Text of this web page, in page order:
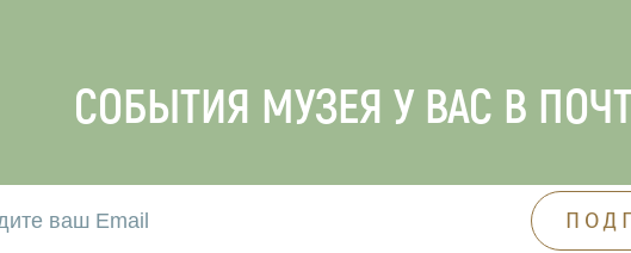
СОБЫТИЯ МУЗЕЯ У ВАС В